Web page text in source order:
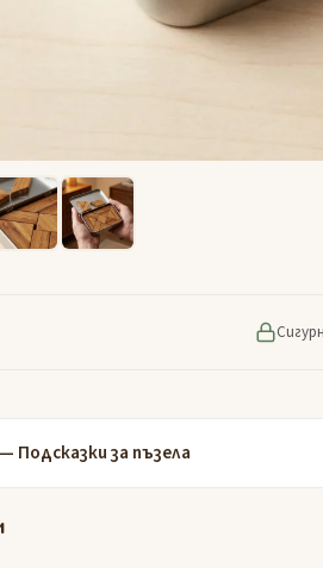
Подсказки за пъзела